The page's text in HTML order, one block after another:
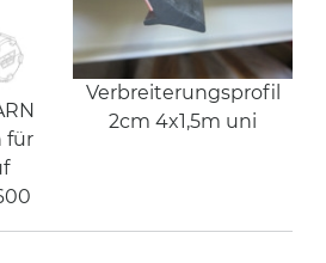
für
Verbreiterungsprofil
2cm 4x1,5m uni